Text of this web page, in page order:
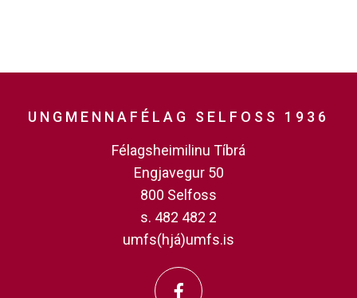
UNGMENNAFÉLAG SELFOSS 1936
Félagsheimilinu Tíbrá
Engjavegur 50
800 Selfoss
s. 482 482 2
umfs(hjá)umfs.is